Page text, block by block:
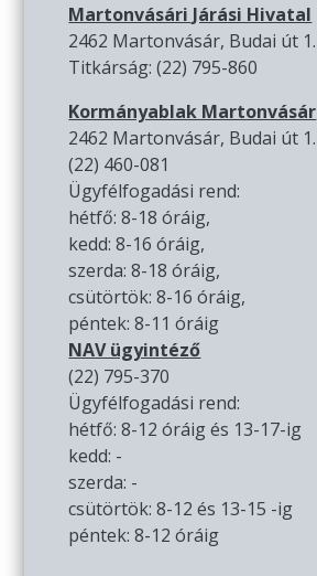
Martonvásári Járási Hivatal
2462 Martonvásár, Budai út 1.
Titkárság: (22) 795-860
Kormányablak Martonvásár
2462 Martonvásár, Budai út 1.
(22) 460-081
Ügyfélfogadási rend:
hétfő: 8-18 óráig,
kedd: 8-16 óráig,
szerda: 8-18 óráig,
csütörtök: 8-16 óráig,
péntek: 8-11 óráig
NAV ügyintéző
(22) 795-370
Ügyfélfogadási rend:
hétfő: 8-12 óráig és 13-17-ig
kedd: -
szerda: -
csütörtök: 8-12 és 13-15 -ig
péntek: 8-12 óráig